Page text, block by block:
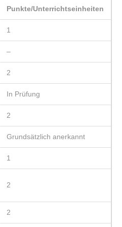
Punkte/Unterrichtseinheiten
1
–
2
In Prüfung
2
Grundsätzlich anerkannt
1
2
2